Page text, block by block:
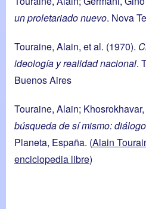
un proletariado nuevo. Nova
Touraine, Alain, et al. (1970).
ideología y realidad nacional.
Buenos Aires
Touraine, Alain;
búsqueda de sí mismo:
Planeta, España. (Alain
enciclopedia libre)